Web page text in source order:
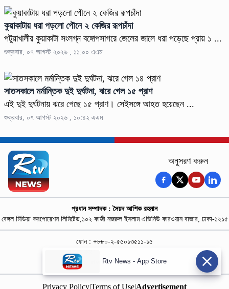
কুয়াকাটায় ধরা পড়লো পৌনে ২ কেজির রূপচাঁদা
পটুয়াখালীর কুয়াকাটা সংলগ্ন বঙ্গোপসাগরে জেলের জালে ধরা পড়েছে প্রায় ১ ...
শুক্রবার, ০৭ আগস্ট ২০২৬ , ১১:০০ এএম
সাতসকালে মর্মান্তিক দুই দুর্ঘটনা, ঝরে গেল ১৫ প্রাণ
এই দুই দুর্ঘটনায় ঝরে গেছে ১৫ প্রাণ। সেইসঙ্গে আহত হয়েছেন ...
শুক্রবার, ০৭ আগস্ট ২০২৬ , ১০:৪২ এএম
অনুসরণ করুন
প্রধান সম্পাদক : সৈয়দ আশিক রহমান
বেঙ্গল মিডিয়া করপোরেশন লিমিটেড,১০২ কাজী নজরুল ইসলাম এভিনিউ কারওয়ান বাজার, ঢাকা-১২১৫
ফোন : +৮৮০-২-৫৫০১৩৫১১-১৫
নিউজ রুম : +৮৮০-১৮৭৮১৮৪৩৬৯-৭০
বিজ্ঞাপন :
rtvdigitalad@gmail.com
Privacy Policy|Terms of Use|Advertisement
Rtv News - App Store